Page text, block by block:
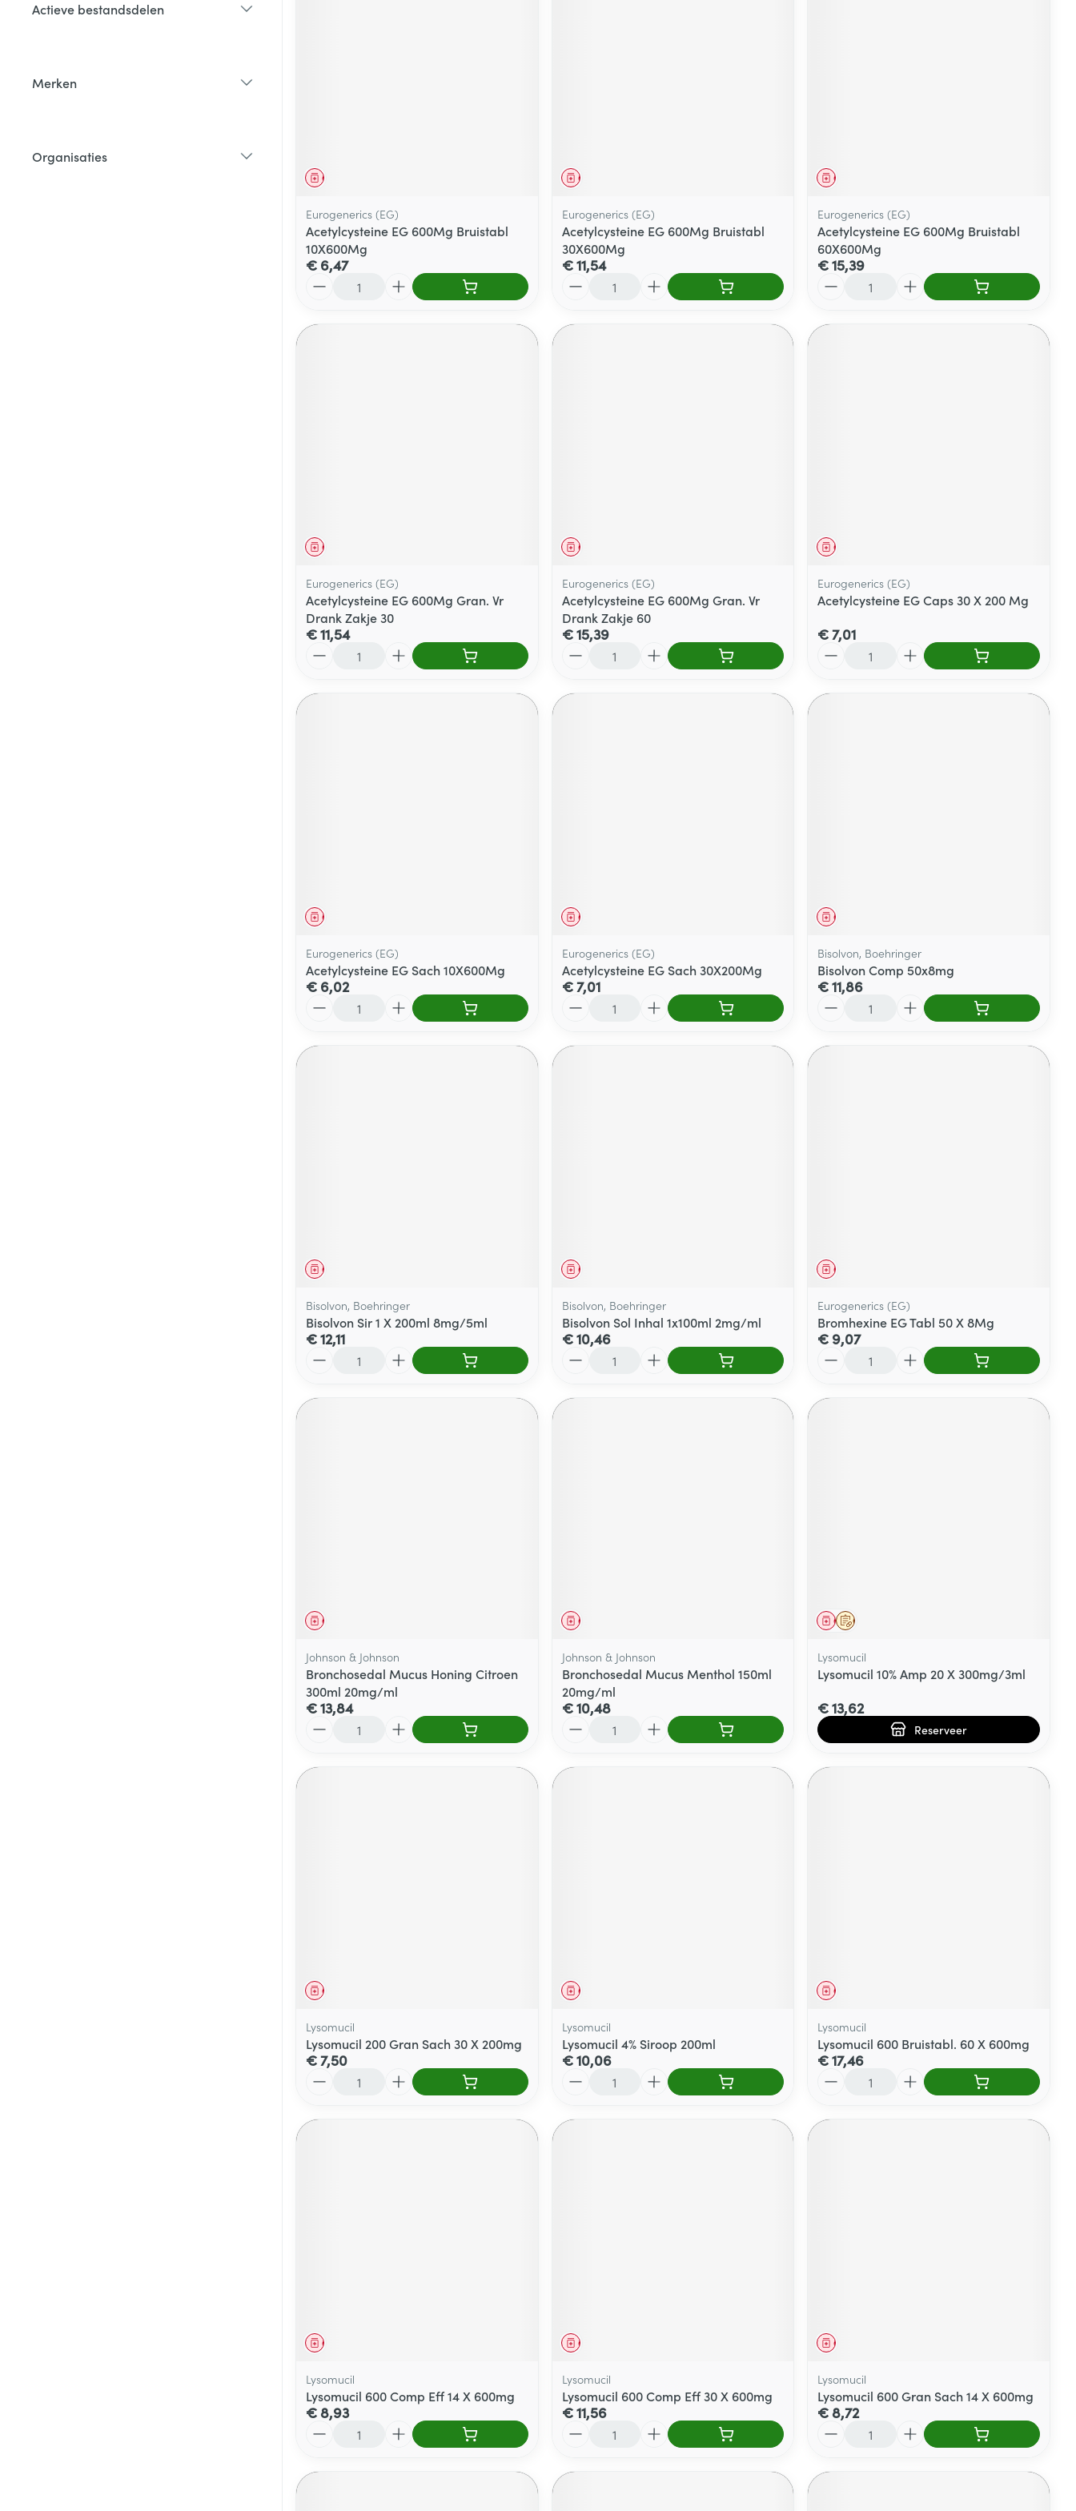
Actieve bestandsdelen
Merken
Organisaties
Geneesmiddel
Eurogenerics (EG)
Acetylcysteine EG 600Mg Bruistabl
10X600Mg
€ 6,47
Geneesmiddel
Eurogenerics (EG)
Acetylcysteine EG 600Mg Bruistabl
30X600Mg
€ 11,54
Geneesmiddel
Eurogenerics (EG)
Acetylcysteine EG 600Mg Bruistabl
60X600Mg
€ 15,39
Geneesmiddel
Eurogenerics (EG)
Acetylcysteine EG 600Mg Gran. Vr
Drank Zakje 30
€ 11,54
Geneesmiddel
Eurogenerics (EG)
Acetylcysteine EG 600Mg Gran. Vr
Drank Zakje 60
€ 15,39
Geneesmiddel
Eurogenerics (EG)
Acetylcysteine EG Caps 30 X 200 Mg
€ 7,01
Geneesmiddel
Eurogenerics (EG)
Acetylcysteine EG Sach 10X600Mg
€ 6,02
Geneesmiddel
Eurogenerics (EG)
Acetylcysteine EG Sach 30X200Mg
€ 7,01
Geneesmiddel
Bisolvon, Boehringer
Bisolvon Comp 50x8mg
€ 11,86
Geneesmiddel
Bisolvon, Boehringer
Bisolvon Sir 1 X 200ml 8mg/5ml
€ 12,11
Geneesmiddel
Bisolvon, Boehringer
Bisolvon Sol Inhal 1x100ml 2mg/ml
€ 10,46
Geneesmiddel
Eurogenerics (EG)
Bromhexine EG Tabl 50 X 8Mg
€ 9,07
Geneesmiddel
Johnson & Johnson
Bronchosedal Mucus Honing Citroen
300ml 20mg/ml
€ 13,84
Geneesmiddel
Johnson & Johnson
Bronchosedal Mucus Menthol 150ml
20mg/ml
€ 10,48
Op voorschrift
Geneesmiddel
Lysomucil
Lysomucil 10% Amp 20 X 300mg/3ml
€ 13,62
Reserveer
Geneesmiddel
Lysomucil
Lysomucil 200 Gran Sach 30 X 200mg
€ 7,50
Geneesmiddel
Lysomucil
Lysomucil 4% Siroop 200ml
€ 10,06
Geneesmiddel
Lysomucil
Lysomucil 600 Bruistabl. 60 X 600mg
€ 17,46
Geneesmiddel
Lysomucil
Lysomucil 600 Comp Eff 14 X 600mg
€ 8,93
Geneesmiddel
Lysomucil
Lysomucil 600 Comp Eff 30 X 600mg
€ 11,56
Geneesmiddel
Lysomucil
Lysomucil 600 Gran Sach 14 X 600mg
€ 8,72